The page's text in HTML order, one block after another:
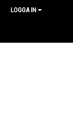
LOGGA IN